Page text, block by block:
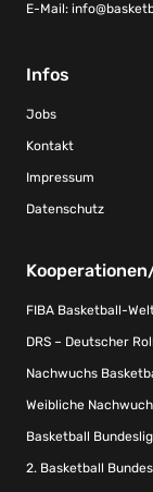
E-Mail:
Infos
Jobs
Kontakt
Impressum
Datenschutz
FIBA Basketball-
DRS – Deutscher
Nachwuchs
Weibliche
Basketball
2. Basketball